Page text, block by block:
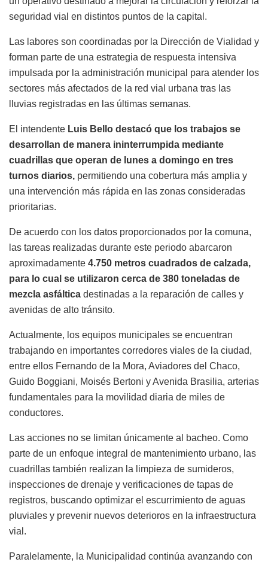
seguridad vial en distintos puntos de la capital.
Las labores son coordinadas por la Dirección de Vialidad y
forman parte de una estrategia de respuesta intensiva
impulsada por la administración municipal para atender los
sectores más afectados de la red vial urbana tras las
lluvias registradas en las últimas semanas.
El intendente Luis Bello destacó que los trabajos se
desarrollan de manera ininterrumpida mediante
cuadrillas que operan de lunes a domingo en tres
turnos diarios, permitiendo una cobertura más amplia y
una intervención más rápida en las zonas consideradas
prioritarias.
De acuerdo con los datos proporcionados por la comuna,
las tareas realizadas durante este periodo abarcaron
aproximadamente 4.750 metros cuadrados de calzada,
para lo cual se utilizaron cerca de 380 toneladas de
mezcla asfáltica destinadas a la reparación de calles y
avenidas de alto tránsito.
Actualmente, los equipos municipales se encuentran
trabajando en importantes corredores viales de la ciudad,
entre ellos Fernando de la Mora, Aviadores del Chaco,
Guido Boggiani, Moisés Bertoni y Avenida Brasilia, arterias
fundamentales para la movilidad diaria de miles de
conductores.
Las acciones no se limitan únicamente al bacheo. Como
parte de un enfoque integral de mantenimiento urbano, las
cuadrillas también realizan la limpieza de sumideros,
inspecciones de drenaje y verificaciones de tapas de
registros, buscando optimizar el escurrimiento de aguas
pluviales y prevenir nuevos deterioros en la infraestructura
vial.
Paralelamente, la Municipalidad continúa avanzando con